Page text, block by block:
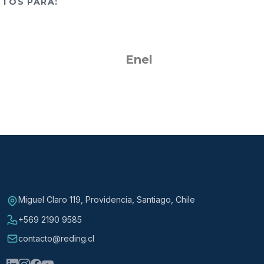
Miguel Claro 119, Providencia, Santiago, Chile
+569 2190 9585
contacto@reding.cl